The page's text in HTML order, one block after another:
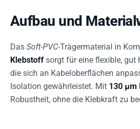
Aufbau und
Das Soft-PVC-Trägermaterial in
Klebstoff sorgt für eine flexible, gut
die sich an Kabeloberflächen
Isolation gewährleistet. Mit 130 µm
Robustheit, ohne die Klebkraft zu